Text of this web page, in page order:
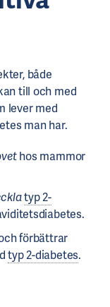
både
till och med
lever med
man har.
hos mammor
typ 2-
förbättrar
typ 2-diabetes.